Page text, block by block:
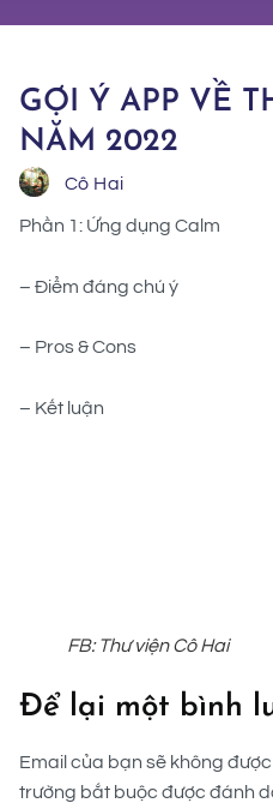
GỢI Ý APP VỀ
NĂM 2022
Cô Hai
Phần 1: Ứng dụng Calm
– Điểm đáng chú ý
– Pros & Cons
– Kết luận
FB: Thư viện Cô Hai
Để lại một bình
Email của bạn sẽ không được
trường bắt buộc được đánh